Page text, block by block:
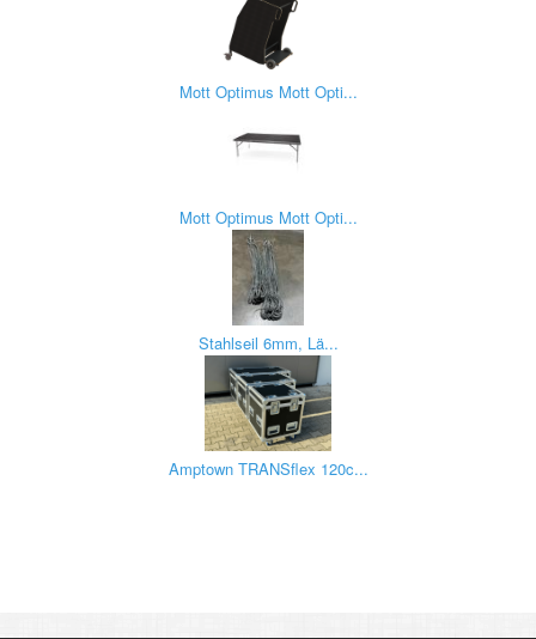
Mott Optimus Mott Opti...
Mott Optimus Mott Opti...
Stahlseil 6mm, Lä...
Amptown TRANSflex 120c...